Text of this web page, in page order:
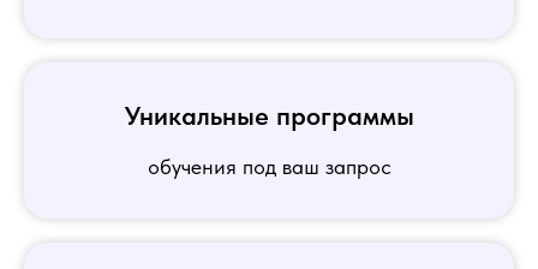
Уникальные программы
обучения под ваш запрос